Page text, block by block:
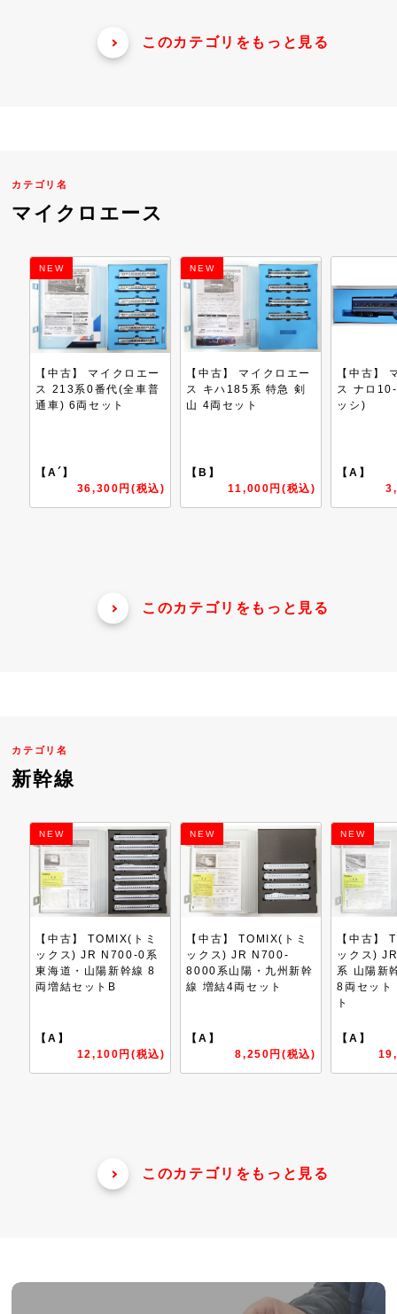
このカテゴリをもっと見る
カテゴリ名
マイクロエース
NEW
【中古】 マイクロエー
ス キハ185系 特急 剣
山 4両セット
【B】
11,000円(税込)
【中古】 マイクロエー
ス ナロ10-23 青(青サ
ッシ)
【A】
3,300円(税込)
【中古】
ス 都営
6両セット
【A´】
このカテゴリをもっと見る
カテゴリ名
新幹線
NEW
【中古】 TOMIX(トミ
ックス) JR N700-
8000系山陽・九州新幹
線 増結4両セット
【A】
8,250円(税込)
NEW
【中古】 TOMIX(トミ
ックス) JR 500-7000
系 山陽新幹線 (こだま)
8両セット 2026年ロッ
【A】
19,800円(税込)
【中古】
ー) N700
新幹線 8
【A】
このカテゴリをもっと見る